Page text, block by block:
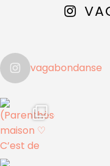
vagabondanse